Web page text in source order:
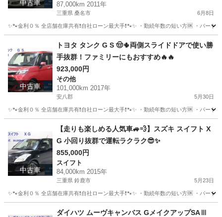
中古車
87,000km 2011年
三重県 桑名市 6月8日
✨🐾金利０％ 全店舗在庫共有❗️自社ローン最大手❗️🐾✨ ・勤続年数の短い方🆗 ・パー
ティアナ オトロン
中古車
トヨタ タンク G S 🤠🌵両側スライドドアで使い勝
手抜群！ファミリーにもおすすめ🔥🔥
923,000円
その他
101,000km 2017年
安八郡 5月30日
✨🐾金利０％ 全店舗在庫共有❗️自社ローン最大手❗️🐾✨ ・勤続年数の短い方🆗 ・パー
その他 タンク
中古車
【走りも楽しめる人気車🚙💨】スズキ スイフト X
G 小回り抜群で運転ラクラク😎✨
855,000円
スイフト
84,000km 2015年
三重県 鈴鹿市 5月23日
✨🐾金利０％ 全店舗在庫共有❗️自社ローン最大手❗️🐾✨ ・勤続年数の短い方🆗 ・パー
スイフト オトロン
ダイハツ ムーヴキャンバス GメイクアップSAⅢ